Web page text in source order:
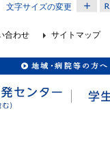
文字サイズの変更
合わせ サイトマップ